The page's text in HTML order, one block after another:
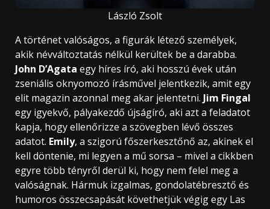
László Zsolt
A történet valóságos, a figurák létező személyek,
akik névváltoztatás nélkül kerültek be a darabba.
John D’Agata egy híres író, aki hosszú évek után
zseniális oknyomozó írásművel jelentkezik, amit egy
elit magazin azonnal meg akar jelentetni. Jim Fingal
egy igyekvő, pályakezdő újságíró, aki azt a feladatot
kapja, hogy ellenőrizze a szövegben lévő összes
adatot. Emily, a szigorú főszerkesztőnő az, akinek el
kell döntenie, mi legyen a mű sorsa – mivel a cikkben
egyre több tényről derül ki, hogy nem felel meg a
valóságnak. Hármuk izgalmas, gondolatébresztő és
humoros összecsapását követhetjük végig egy Las